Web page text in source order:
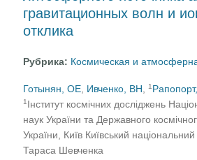
гравитационных волн и
отклика
Рубрика: Космическая и
Готынян, ОЕ Ивченко, ВН ,1
1 Інститут космічних досліджень
наук України та Державного
України, Київ Київський національний
Тараса Шевченка